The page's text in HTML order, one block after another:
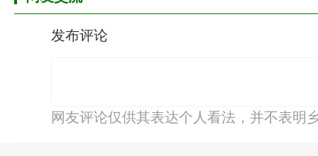
发布评论
网友评论仅供其表达个人看法，并不表明